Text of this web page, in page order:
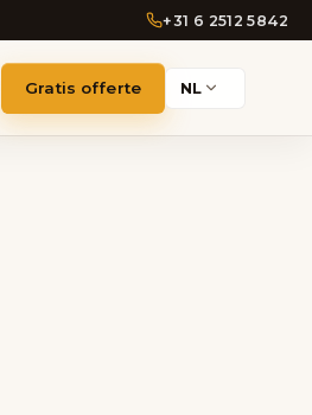
+31 6 2512 5842
Gratis offerte NL